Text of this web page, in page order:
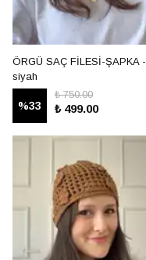
ÖRGÜ SAÇ FİLESİ-ŞAPKA -
siyah
%33
₺ 750.00
₺ 499.00